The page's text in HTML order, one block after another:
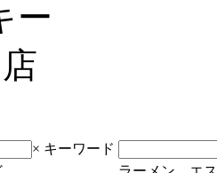
× キーワード